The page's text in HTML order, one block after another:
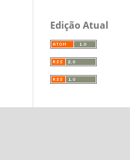
Edição Atual